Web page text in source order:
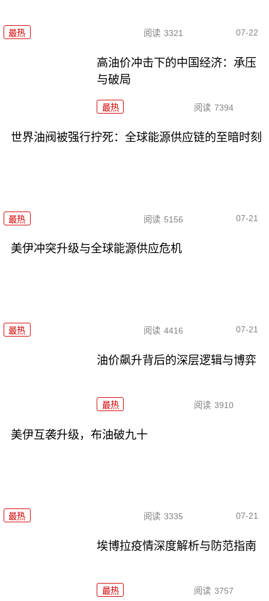
最热 阅读 3321 07-22
高油价冲击下的中国经济：承压
与破局
最热 阅读 7394
世界油阀被强行拧死：全球能源供应链的至暗时刻
最热 阅读 5156 07-21
美伊冲突升级与全球能源供应危机
最热 阅读 4416 07-21
油价飙升背后的深层逻辑与博弈
最热 阅读 3910
美伊互袭升级，布油破九十
最热 阅读 3335 07-21
埃博拉疫情深度解析与防范指南
最热 阅读 3757